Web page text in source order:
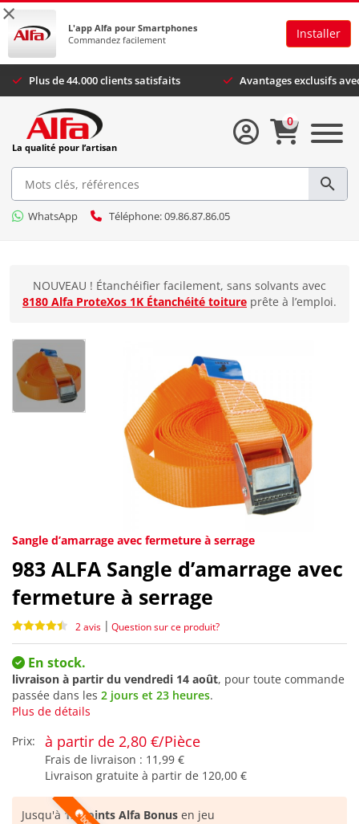
×
L'app Alfa pour Smartphones
Commandez facilement
Installer
Plus de 44.000 clients satisfaits Avantages exclusifs
La qualité pour l’artisan
WhatsApp Téléphone: 09.86.87.86.05
0
NOUVEAU ! Étanchéifier facilement, sans solvants avec
8180 Alfa ProteXos 1K Étanchéité toiture prête à l’emploi.
Sangle d’amarrage avec fermeture à serrage
983 ALFA Sangle d’amarrage avec
fermeture à serrage
2 avis | Question sur ce produit?
En stock.
livraison à partir du vendredi 14 août, pour toute commande
passée dans les 2 jours et 23 heures.
Plus de détails
Prix:
à partir de 2,80 €/Pièce
Frais de livraison : 11,99 €
Livraison gratuite à partir de 120,00 €
Jusqu'à12 points Alfa Bonus en jeu